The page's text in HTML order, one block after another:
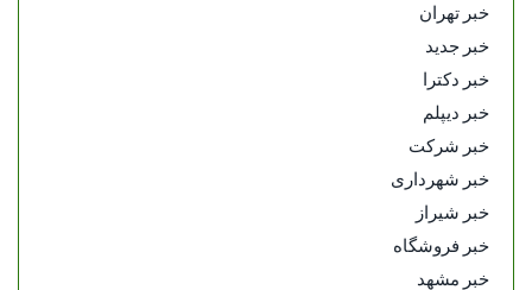
خبر تهران
خبر جدید
خبر دکترا
خبر دیپلم
خبر شرکت
خبر شهرداری
خبر شیراز
خبر فروشگاه
خبر مشهد